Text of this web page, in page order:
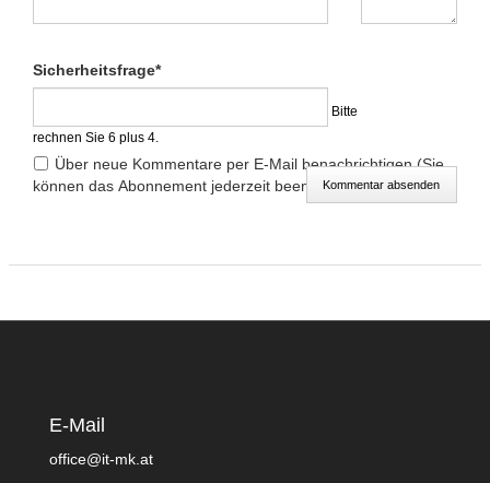
Pflichtfeld
Sicherheitsfrage*
Bitte
rechnen Sie 6 plus 4.
Über neue Kommentare per E-Mail benachrichtigen (Sie
können das Abonnement jederzeit beenden)Kommentar absenden
E-Mail
office@it-mk.at